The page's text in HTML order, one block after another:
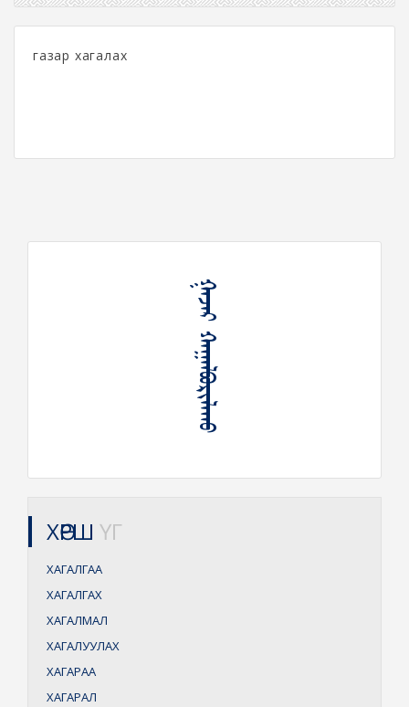
газар хагалах
ᠭᠠᠵᠠᠷ ᠬᠠᠭᠠᠯᠪᠤᠷᠢᠯᠠᠬᠤ
ХӨРШ ҮГ
ХАГАЛГАА
ХАГАЛГАХ
ХАГАЛМАЛ
ХАГАЛУУЛАХ
ХАГАРАА
ХАГАРАЛ